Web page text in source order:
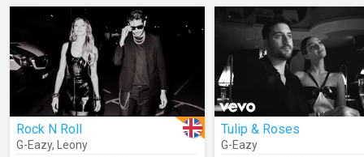
Rock N Roll
G-Eazy, Leony
Tulip & Roses
G-Eazy